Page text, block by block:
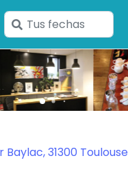
Ingresa
tus
fechas
31300 Toulouse